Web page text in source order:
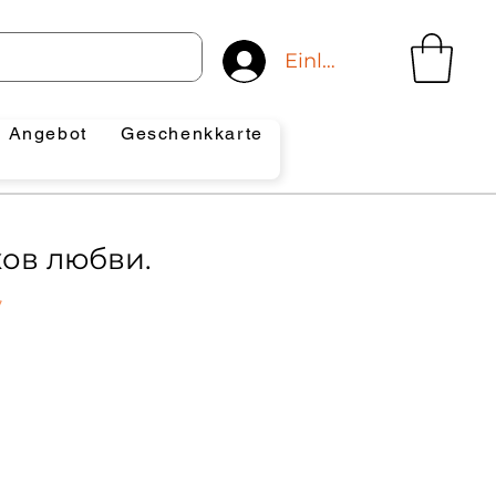
Einloggen
Angebot
Geschenkkarte
любви.